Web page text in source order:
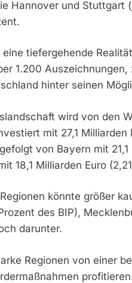
Hannover und Stuttgart
tiefergehende
1.200
hinter seinen
wird von den
mit 27,1 Milliarden
von Bayern mit
18,1 Milliarden Euro
könnte größer
des BIP),
darunter.
Regionen von einer